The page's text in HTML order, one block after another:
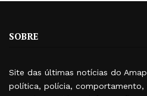
SOBRE
Site das últimas notícias do
política, polícia, comportamento,